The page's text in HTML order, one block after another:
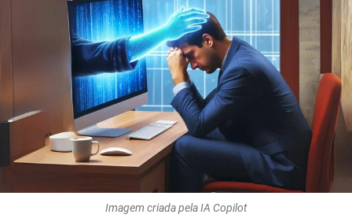
Imagem criada pela IA Copilot